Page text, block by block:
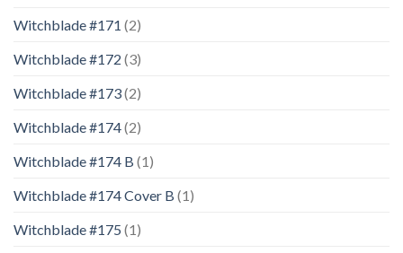
Witchblade #171 (2)
Witchblade #172 (3)
Witchblade #173(2)
Witchblade #174(2)
Witchblade #174 B (1)
Witchblade #174 Cover B (1)
Witchblade #175 (1)